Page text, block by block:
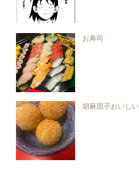
お寿司
胡麻団子おいしい